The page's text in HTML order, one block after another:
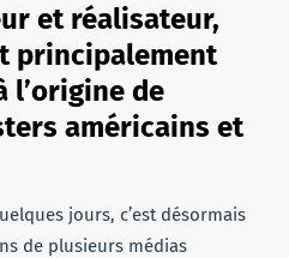
et réalisateur,
principalement
l’origine de
américains et
jours, c’est désormais
de plusieurs médias